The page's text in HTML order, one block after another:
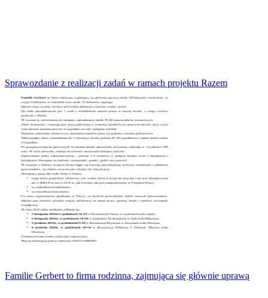
Sprawozdanie z realizacji zadań w ramach projektu Razem
Familie Gerbert to firma rodzinna, zajmująca się głównie uprawą